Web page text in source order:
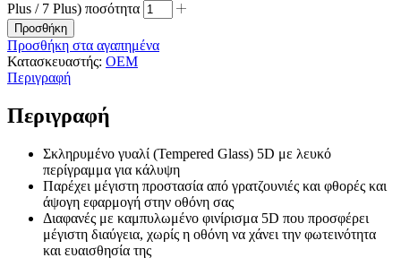
Plus / 7 Plus) ποσότητα
Προσθήκη
Προσθήκη στα αγαπημένα
Κατασκευαστής: OEM
Περιγραφή
Περιγραφή
Σκληρυμένο γυαλί (Tempered Glass) 5D με λευκό
περίγραμμα για κάλυψη
Παρέχει μέγιστη προστασία από γρατζουνιές και φθορές και
άψογη εφαρμογή στην οθόνη σας
Διαφανές με καμπυλωμένο φινίρισμα 5D που προσφέρει
μέγιστη διαύγεια, χωρίς η οθόνη να χάνει την φωτεινότητα
και ευαισθησία της